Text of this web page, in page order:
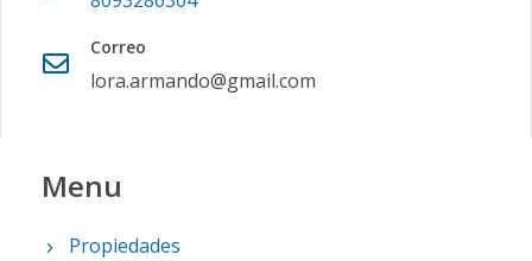
Correo
lora.armando@gmail.com
Menu
Propiedades